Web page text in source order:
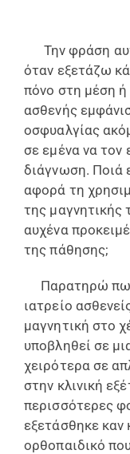
Την φράση
όταν εξετάζω
πόνο στη μέση ή
ασθενής
οσφυαλγίας
σε εμένα να τον
διάγνωση. Ποιά
αφορά τη
της μαγνητικής
αυχένα
της πάθησης;
Παρατηρώ πως
ιατρείο
μαγνητική στο
υποβληθεί σε
χειρότερα σε
στην κλινική
περισσότερες
εξετάσθηκε καν
ορθοπαιδικό